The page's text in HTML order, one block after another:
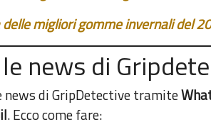
delle migliori gomme invernali del
news di
news di GripDetective tramite
. Ecco come fare: